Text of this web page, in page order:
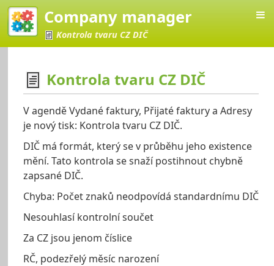
Company manager
Kontrola tvaru CZ DIČ
Kontrola tvaru CZ DIČ
V agendě Vydané faktury, Přijaté faktury a Adresy
je nový tisk: Kontrola tvaru CZ DIČ.
DIČ má formát, který se v průběhu jeho existence
mění. Tato kontrola se snaží postihnout chybně
zapsané DIČ.
Chyba: Počet znaků neodpovídá standardnímu DIČ
Nesouhlasí kontrolní součet
Za CZ jsou jenom číslice
RČ, podezřelý měsíc narození